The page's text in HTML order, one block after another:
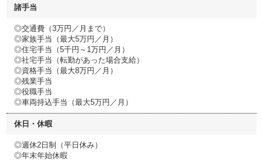
諸手当
◎交通費（3万円／月まで）
◎家族手当（最大5万円／月）
◎住宅手当（5千円～1万円／月）
◎社宅手当（転勤があった場合支給）
◎資格手当（最大8万円／月）
◎残業手当
◎役職手当
◎車両持込手当（最大5万円／月）
休日・休暇
◎週休2日制（平日休み）
◎年末年始休暇